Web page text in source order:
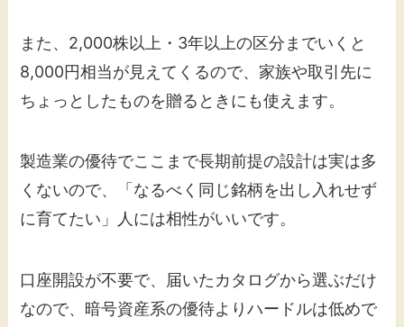
また、2,000株以上・3年以上の区分までいくと
8,000円相当が見えてくるので、家族や取引先に
ちょっとしたものを贈るときにも使えます。
製造業の優待でここまで長期前提の設計は実は多
くないので、「なるべく同じ銘柄を出し入れせず
に育てたい」人には相性がいいです。
口座開設が不要で、届いたカタログから選ぶだけ
なので、暗号資産系の優待よりハードルは低めで